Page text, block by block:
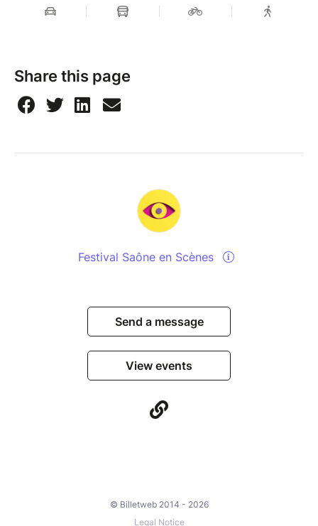
Share this page
Festival Saône en Scènes
Send a message
View events
© Billetweb 2014 - 2026
Legal Notice